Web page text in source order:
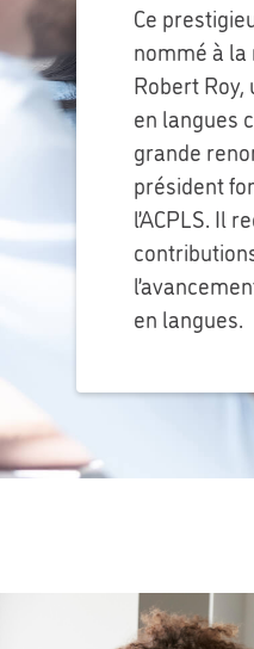
Ce
nommé à
Robert
en langues
grande
président
l’ACPLS. Il
en langues.